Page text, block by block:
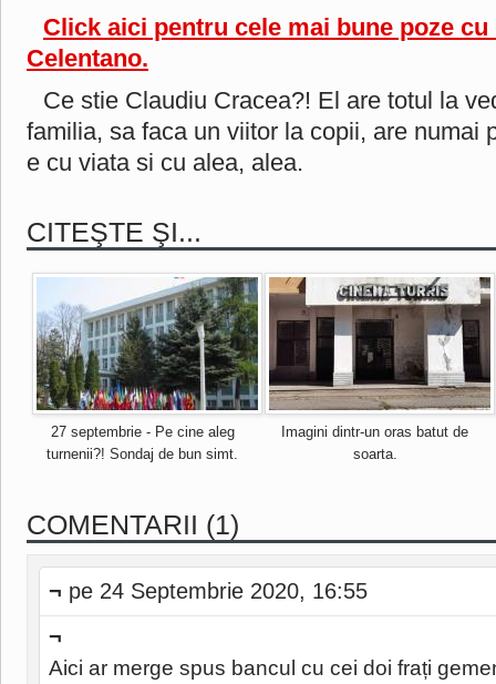
Click aici pentru cele mai bune poze cu
Celentano.
Ce stie Claudiu Cracea?! El are totul la
familia, sa faca un viitor la copii, are numai
e cu viata si cu alea, alea.
CITEŞTE ŞI...
27 septembrie - Pe cine aleg
turnenii?! Sondaj de bun simt.
Imagini dintr-un oras batut de
soarta.
COMENTARII (1)
¬ pe 24 Septembrie 2020, 16:55
¬
Aici ar merge spus bancul cu cei doi frați